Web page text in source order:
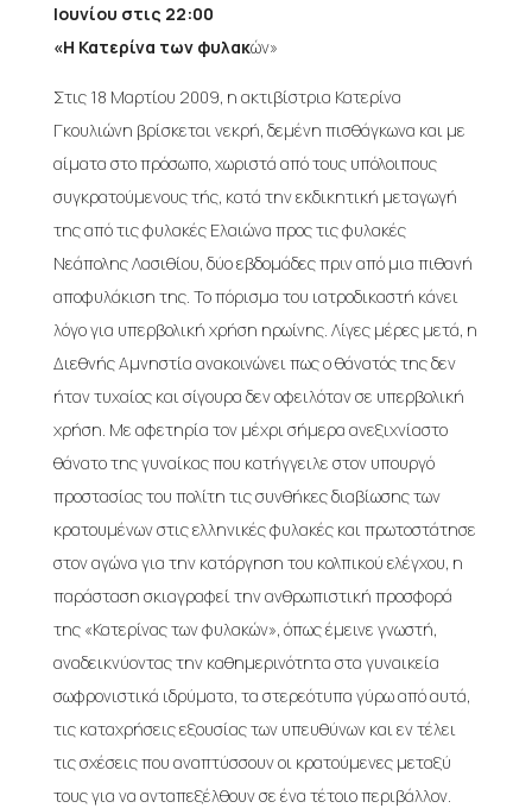
Ιουνίου στις 22:00
«Η Κατερίνα των φυλακών»
Στις 18 Μαρτίου 2009, η ακτιβίστρια Κατερίνα
Γκουλιώνη βρίσκεται νεκρή, δεμένη πισθάγκωνα και με
αίματα στο πρόσωπο, χωριστά από τους υπόλοιπους
συγκρατούμενους τής, κατά την εκδικητική μεταγωγή
της από τις φυλακές Ελαιώνα προς τις φυλακές
Νεάπολης Λασιθίου, δύο εβδομάδες πριν από μια πιθανή
αποφυλάκιση της. Το πόρισμα του ιατροδικαστή κάνει
λόγο για υπερβολική χρήση ηρωίνης. Λίγες μέρες μετά, η
Διεθνής Αμνηστία ανακοινώνει πως ο θάνατός της δεν
ήταν τυχαίος και σίγουρα δεν οφειλόταν σε υπερβολική
χρήση. Με αφετηρία τον μέχρι σήμερα ανεξιχνίαστο
θάνατο της γυναίκας που κατήγγειλε στον υπουργό
προστασίας του πολίτη τις συνθήκες διαβίωσης των
κρατουμένων στις ελληνικές φυλακές και πρωτοστάτησε
στον αγώνα για την κατάργηση του κολπικού ελέγχου, η
παράσταση σκιαγραφεί την ανθρωπιστική προσφορά
της «Κατερίνας των φυλακών», όπως έμεινε γνωστή,
αναδεικνύοντας την καθημερινότητα στα γυναικεία
σωφρονιστικά ιδρύματα, τα στερεότυπα γύρω από αυτά,
τις καταχρήσεις εξουσίας των υπευθύνων και εν τέλει
τις σχέσεις που αναπτύσσουν οι κρατούμενες μεταξύ
τους για να ανταπεξέλθουν σε ένα τέτοιο περιβάλλον.